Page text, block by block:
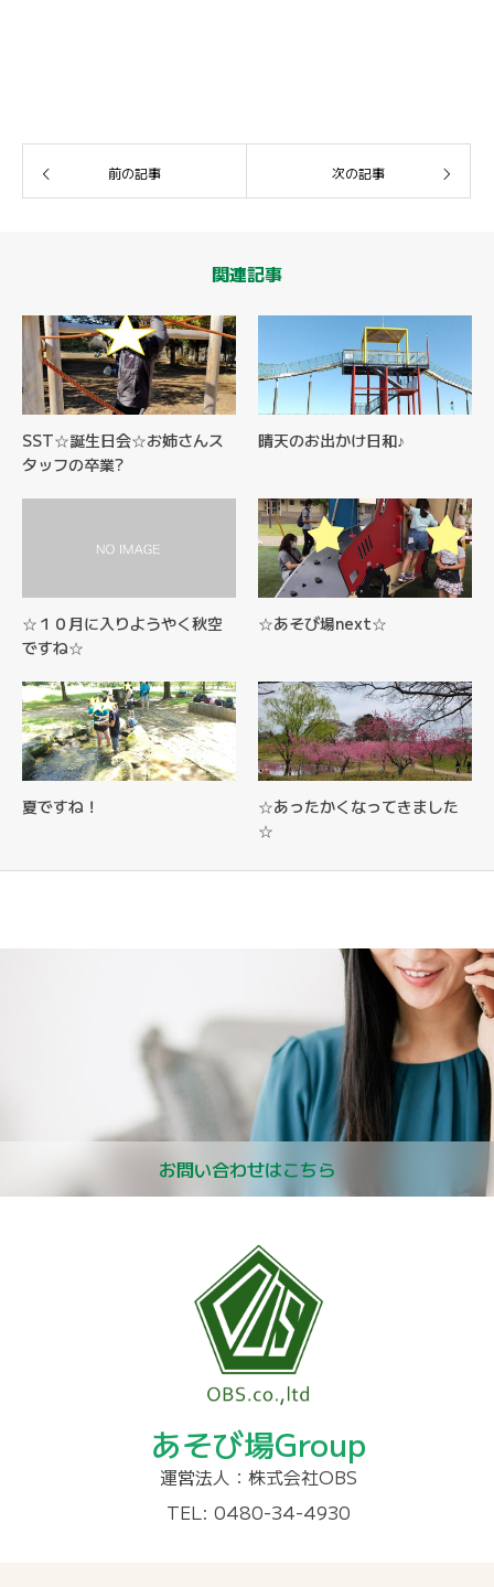
前の記事 次の記事
関連記事
SST☆誕生日会☆お姉さんス
タッフの卒業?
晴天のお出かけ日和♪
☆１０月に入りようやく秋空
ですね☆
☆あそび場next☆
夏ですね！
☆あったかくなってきました
☆
お問い合わせはこちら
あそび場Group
運営法人：株式会社OBS
TEL: 0480-34-4930